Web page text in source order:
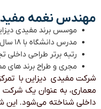
مهندس نغمه
موسس برند مفیدی
مدرس دانشگاه با ۱۸ سال سابقه تدریس
رتبه برتر طراحی داخلی
مجری و طراح برند های
شرکت مفیدی دیزاین با
معماری، به عنوان یک
داخلی شناخته می‌شود. این